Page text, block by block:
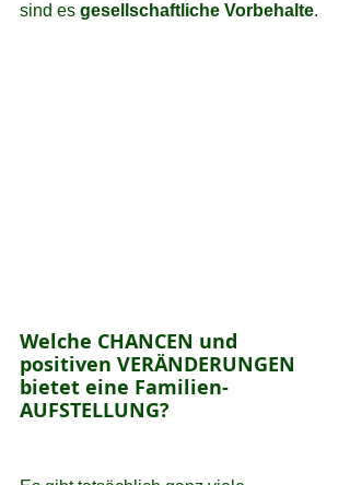
sind es gesellschaftliche Vorbehalte.
Welche CHANCEN und
positiven VERÄNDERUNGEN
bietet eine Familien-
AUFSTELLUNG?